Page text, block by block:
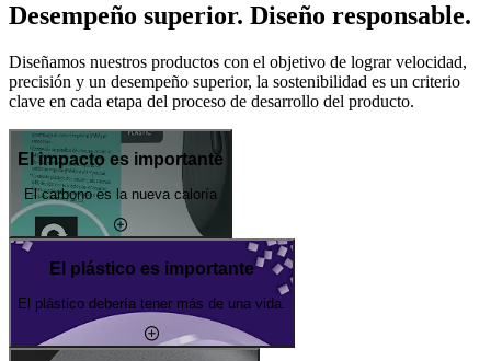
Desempeño superior. Diseño responsable.
Diseñamos nuestros productos con el objetivo de lograr velocidad,
precisión y un desempeño superior, la sostenibilidad es un criterio
clave en cada etapa del proceso de desarrollo del producto.
El impacto es importante
El carbono es la nueva caloría
El plástico es importante
El plástico debería tener más de una vida.